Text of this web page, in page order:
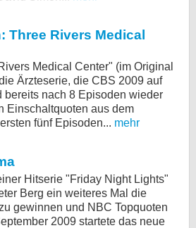
Three Rivers Medical
Medical Center" (im Original
Ärzteserie, die CBS 2009 auf
bereits nach 8 Episoden wieder
Einschaltquoten aus dem
fünf Episoden... mehr
Hitserie "Friday Night Lights"
Berg ein weiteres Mal die
gewinnen und NBC Topquoten
2009 startete das neue